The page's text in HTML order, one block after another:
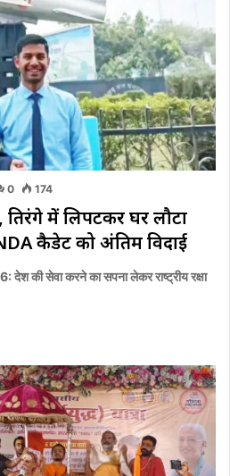
0 174
में लिपटकर घर लौटा
कैडेट को अंतिम विदाई
देश की सेवा करने का सपना लेकर राष्ट्रीय रक्षा